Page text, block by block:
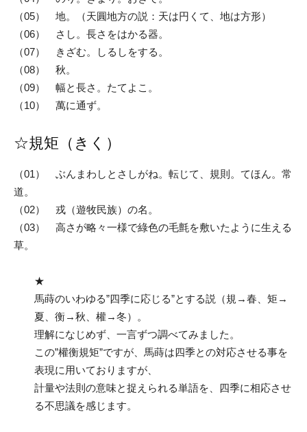
（05） 地。（天圓地方の説：天は円くて、地は方形）
（06） さし。長さをはかる器。
（07） きざむ。しるしをする。
（08） 秋。
（09） 幅と長さ。たてよこ。
（10） 萬に通ず。
☆規矩（きく）
（01） ぶんまわしとさしがね。転じて、規則。てほん。常
道。
（02） 戎（遊牧民族）の名。
（03） 高さが略々一様で綠色の毛氈を敷いたように生える
草。
★
馬蒔のいわゆる”四季に応じる”とする説（規→春、矩→
夏、衡→秋、權→冬）。
理解になじめず、一言ずつ調べてみました。
この”權衡規矩”ですが、馬蒔は四季との対応させる事を
表現に用いておりますが、
計量や法則の意味と捉えられる単語を、四季に相応させ
る不思議を感じます。